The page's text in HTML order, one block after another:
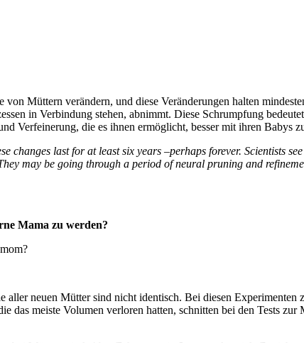
Müttern verändern, und diese Veränderungen halten
in Verbindung stehen, abnimmt. Diese Schrumpfung
Verfeinerung, die es ihnen ermöglicht, besser mit ihren Babys
changes last for at least six years –perhaps forever. Scientists
may be going through a period of neural pruning and
Mama zu werden?
neuen Mütter sind nicht identisch. Bei diesen Experimenten
meiste Volumen verloren hatten, schnitten bei den Tests